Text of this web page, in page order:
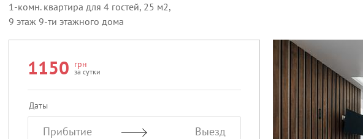
1-комн. квартира для 4 гостей, 25 м2,
9 этаж 9-ти этажного дома
1150 грн
за сутки
Даты
Прибытие Выезд